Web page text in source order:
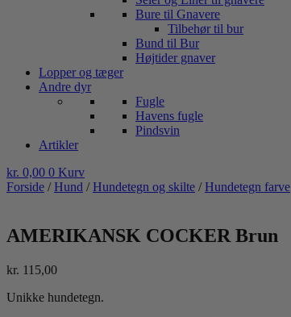
Bure til Gnavere
Tilbehør til bur
Bund til Bur
Højtider gnaver
Lopper og tæger
Andre dyr
Fugle
Havens fugle
Pindsvin
Artikler
kr. 0,00 0 Kurv
Forside /Hund /Hundetegn og skilte /Hundetegn farve
AMERIKANSK COCKER Brun
kr. 115,00
Unikke hundetegn.